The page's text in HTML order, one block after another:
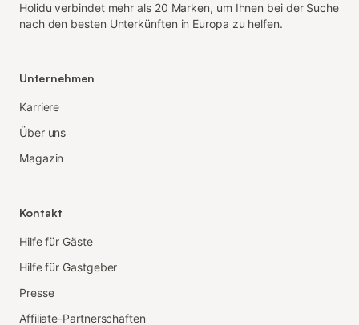
Holidu verbindet mehr als 20 Marken, um Ihnen bei der Suche
nach den besten Unterkünften in Europa zu helfen.
Unternehmen
Karriere
Über uns
Magazin
Kontakt
Hilfe für Gäste
Hilfe für Gastgeber
Presse
Affiliate-Partnerschaften